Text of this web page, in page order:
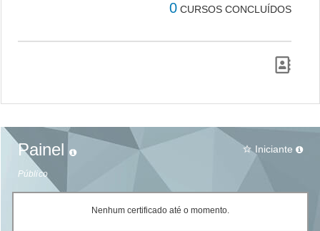
0 CURSOS CONCLUÍDOS
Painel
Público
star_border Iniciante
Nenhum certificado até o momento.